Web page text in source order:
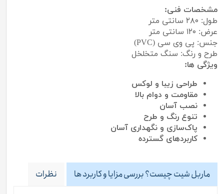
مشخصات فنی:
طول: ۲۸۰ سانتی متر
عرض: ۱۲۰ سانتی متر
جنس: پی وی سی (PVC)
طرح و رنگ: سنگ متخلخل
ویژگی ها:
طراحی زیبا و لوکس
مقاومت و دوام بالا
نصب آسان
تنوع رنگ و طرح
پاک‌سازی و نگهداری آسان
کاربردهای گسترده
ماربل شیت چیست؟ بررسی مزایا و کاربرد ها نظرات